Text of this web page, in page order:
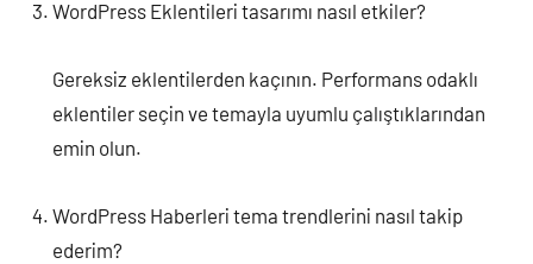
WordPress Eklentileri tasarımı nasıl etkiler?
Gereksiz eklentilerden kaçının. Performans odaklı
eklentiler seçin ve temayla uyumlu çalıştıklarından
emin olun.
WordPress Haberleri tema trendlerini nasıl takip
ederim?